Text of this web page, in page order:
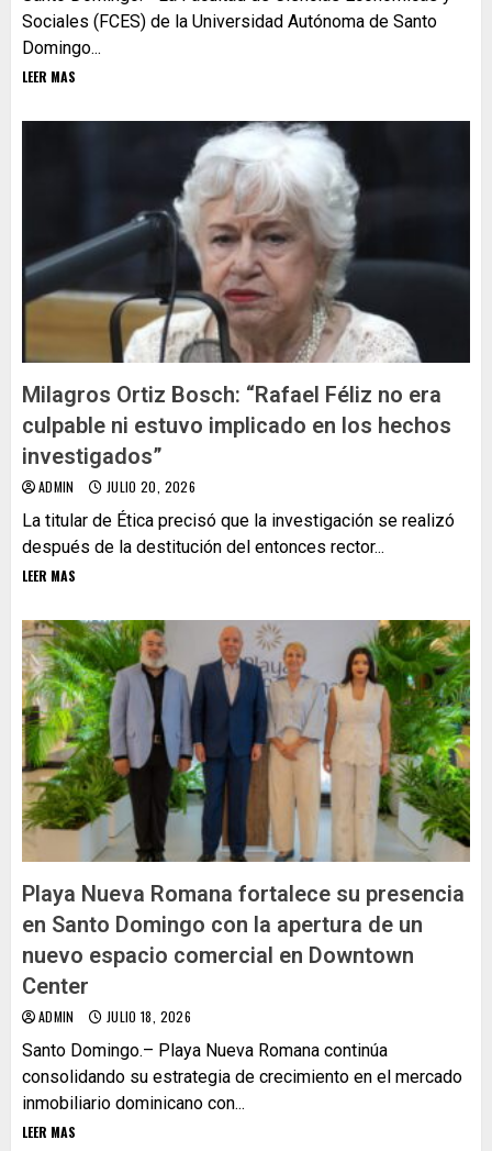
Sociales (FCES) de la Universidad Autónoma de Santo
Domingo...
LEER MAS
Milagros Ortiz Bosch: “Rafael Féliz no era
culpable ni estuvo implicado en los hechos
investigados”
ADMIN JULIO 20, 2026
La titular de Ética precisó que la investigación se realizó
después de la destitución del entonces rector...
LEER MAS
Playa Nueva Romana fortalece su presencia
en Santo Domingo con la apertura de un
nuevo espacio comercial en Downtown
Center
ADMIN JULIO 18, 2026
Santo Domingo.– Playa Nueva Romana continúa
consolidando su estrategia de crecimiento en el mercado
inmobiliario dominicano con...
LEER MAS